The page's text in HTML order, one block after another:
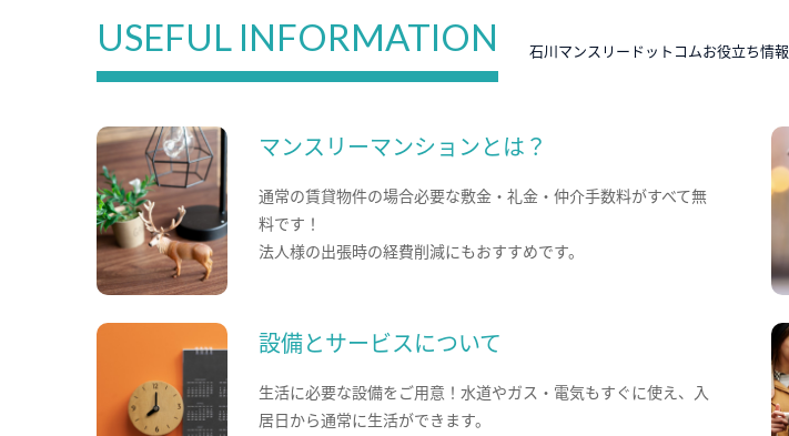
USEFUL INFORMATION 石川マンスリードットコムお役立ち情報
マンスリーマンションとは？
通常の賃貸物件の場合必要な敷金・礼金・仲介手数料がすべて無
料です！
法人様の出張時の経費削減にもおすすめです。
設備とサービスについて
生活に必要な設備をご用意！水道やガス・電気もすぐに使え、入
居日から通常に生活ができます。